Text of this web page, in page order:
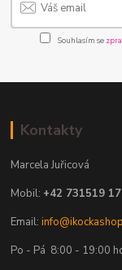
Souhlasím se
Kontakty
Marcela Juřicová
Mobil: +42 731519
Email:
Po - Pá 8:00 - 19:00